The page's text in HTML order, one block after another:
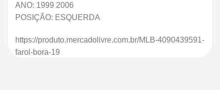
ANO: 1999 2006
POSIÇÃO: ESQUERDA
https://produto.mercadolivre.com.br/MLB-4090439591-
farol-bora-19